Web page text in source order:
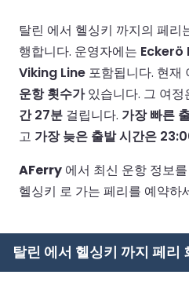
탈린 에서 헬싱키 까지의 페리
행합니다. 운영자에는 Eckerö
Viking Line 포함됩니다. 현재
운항 횟수가있습니다. 그 여정
간 27분 걸립니다. 가장 빠른
고 가장 늦은 출발 시간은
AFerry 에서 최신 운항 정보
헬싱키 로 가는 페리를 예약하
탈린 에서 헬싱키 까지 페리